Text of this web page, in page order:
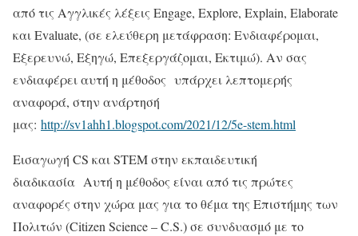
από τις Αγγλικές λέξεις Engage, Explore, Explain, Elaborate
και Evaluate, (σε ελεύθερη μετάφραση: Ενδιαφέρομαι,
Εξερευνώ, Εξηγώ, Επεξεργάζομαι, Εκτιμώ). Αν σας
ενδιαφέρει αυτή η μέθοδος υπάρχει λεπτομερής
αναφορά, στην ανάρτησή
μας: http://sv1ahh1.blogspot.com/2021/12/5e-stem.html
Εισαγωγή CS και STEM στην εκπαιδευτική
διαδικασία Αυτή η μέθοδος είναι από τις πρώτες
αναφορές στην χώρα μας για το θέμα της Επιστήμης των
Πολιτών (Citizen Science – C.S.) σε συνδυασμό με το